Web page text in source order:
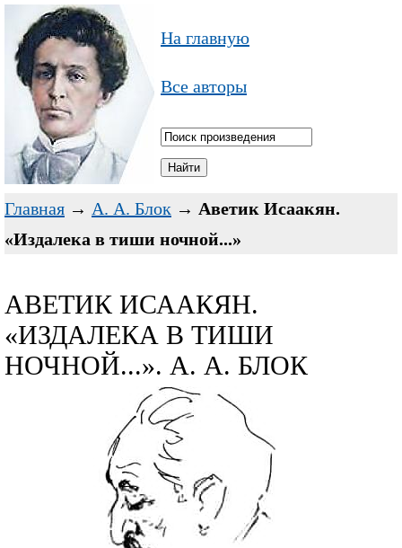
На главную
Все авторы
Главная → А. А. Блок → Аветик Исаакян.
«Издалека в тиши ночной...»
АВЕТИК ИСААКЯН.
«ИЗДАЛЕКА В ТИШИ
НОЧНОЙ...». А. А. БЛОК